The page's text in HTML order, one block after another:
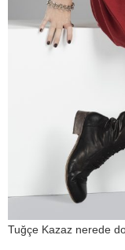
Tuğçe Kazaz nerede